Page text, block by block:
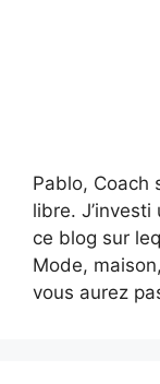
Pablo, Coach
libre.
ce blog sur
Mode,
vous aurez